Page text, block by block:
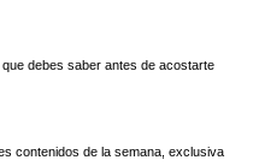
debes saber antes de acostarte
contenidos de la semana, exclusiva